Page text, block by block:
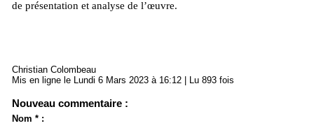
de présentation et analyse de l’œuvre.
Christian Colombeau
Mis en ligne le Lundi 6 Mars 2023 à 16:12 | Lu 893 fois
Nouveau commentaire :
Nom * :